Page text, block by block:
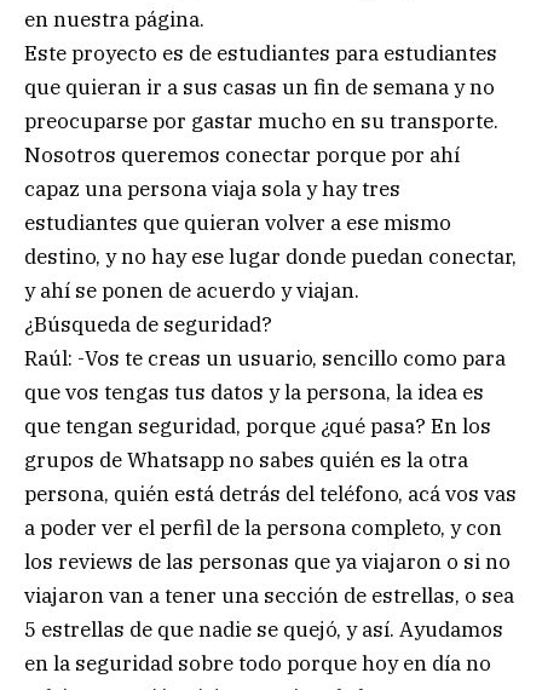
en nuestra página.
Este proyecto es de estudiantes para estudiantes
que quieran ir a sus casas un fin de semana y no
preocuparse por gastar mucho en su transporte.
Nosotros queremos conectar porque por ahí
capaz una persona viaja sola y hay tres
estudiantes que quieran volver a ese mismo
destino, y no hay ese lugar donde puedan conectar,
y ahí se ponen de acuerdo y viajan.
¿Búsqueda de seguridad?
Raúl: -Vos te creas un usuario, sencillo como para
que vos tengas tus datos y la persona, la idea es
que tengan seguridad, porque ¿qué pasa? En los
grupos de Whatsapp no sabes quién es la otra
persona, quién está detrás del teléfono, acá vos vas
a poder ver el perfil de la persona completo, y con
los reviews de las personas que ya viajaron o si no
viajaron van a tener una sección de estrellas, o sea
5 estrellas de que nadie se quejó, y así. Ayudamos
en la seguridad sobre todo porque hoy en día no